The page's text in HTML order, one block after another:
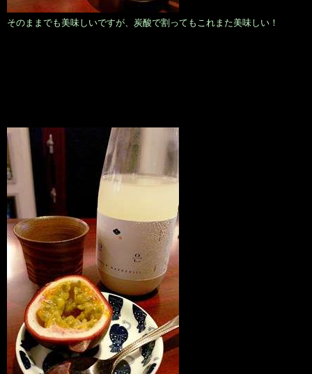
そのままでも美味しいですが、炭酸で割ってもこれまた美味しい！